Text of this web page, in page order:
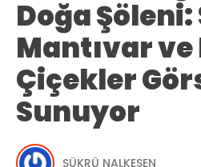
Doğa Şöleni:
Mantıvar
Çiçekler
Sunuyor
ŞÜKRÜ NALKESEN